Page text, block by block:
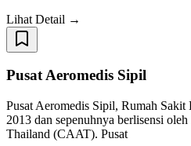
Lihat Detail →
Pusat Aeromedis Sipil
Pusat Aeromedis Sipil, Rumah
2013 dan sepenuhnya berlisensi
Thailand (CAAT). Pusat